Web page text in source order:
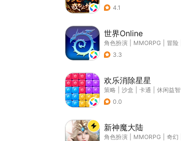
4.1
世界Online
角色扮演 MMORPG 冒险
3.3
欢乐消除星星
策略 沙盒 卡通
休闲益智
0.0
新神魔大陆
角色扮演 MMORPG 奇幻